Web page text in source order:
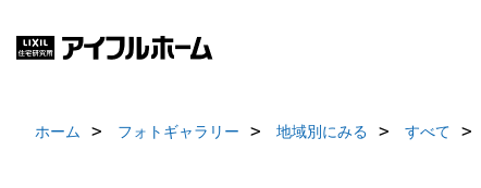
ホーム フォトギャラリー 地域別にみる すべて